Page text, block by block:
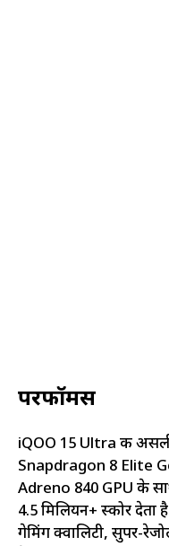
परफॉर्मेंस
iQOO 15 Ultra की
Snapdragon 8 Elite
Adreno 840 GPU के
4.5 मिलियन+ स्कोर देता
गेमिंग क्वालिटी, सुपर-